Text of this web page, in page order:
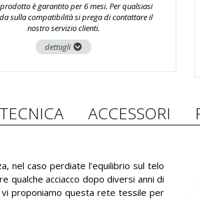
è garantito per 6 mesi. Per qualsiasi
sulla compatibilità si prega di contattare il
nostro servizio clienti.
dettagli
ACCESSORI
nel caso perdiate l’equilibrio sul telo
acciacco dopo diversi anni di
proponiamo questa rete tessile per